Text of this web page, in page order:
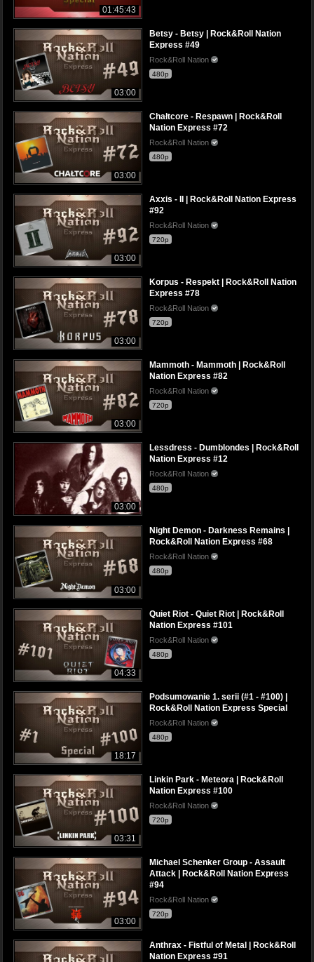
01:45:43
03:00
Betsy - Betsy | Rock&Roll Nation
Express #49
Rock&Roll Nation
480p
03:00
Chałtcore - Respawn | Rock&Roll
Nation Express #72
Rock&Roll Nation
480p
03:00
Axxis - II | Rock&Roll Nation Express
#92
Rock&Roll Nation
720p
03:00
Korpus - Respekt | Rock&Roll Nation
Express #78
Rock&Roll Nation
720p
03:00
Mammoth - Mammoth | Rock&Roll
Nation Express #82
Rock&Roll Nation
720p
03:00
Lessdress - Dumblondes | Rock&Roll
Nation Express #12
Rock&Roll Nation
480p
03:00
Night Demon - Darkness Remains |
Rock&Roll Nation Express #68
Rock&Roll Nation
480p
04:33
Quiet Riot - Quiet Riot | Rock&Roll
Nation Express #101
Rock&Roll Nation
480p
18:17
Podsumowanie 1. serii (#1 - #100) |
Rock&Roll Nation Express Special
Rock&Roll Nation
480p
03:31
Linkin Park - Meteora | Rock&Roll
Nation Express #100
Rock&Roll Nation
720p
03:00
Michael Schenker Group - Assault
Attack | Rock&Roll Nation Express
#94
Rock&Roll Nation
720p
Anthrax - Fistful of Metal | Rock&Roll
Nation Express #91